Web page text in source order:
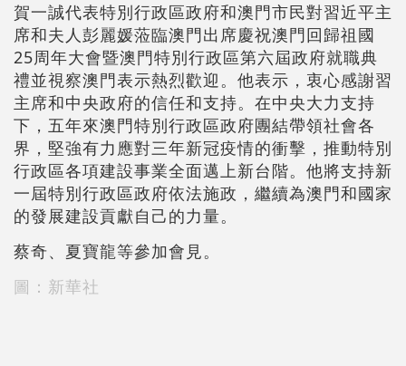
賀一誠代表特別行政區政府和澳門市民對習近平主
席和夫人彭麗媛蒞臨澳門出席慶祝澳門回歸祖國
25周年大會暨澳門特別行政區第六屆政府就職典
禮並視察澳門表示熱烈歡迎。他表示，衷心感謝習
主席和中央政府的信任和支持。在中央大力支持
下，五年來澳門特別行政區政府團結帶領社會各
界，堅強有力應對三年新冠疫情的衝擊，推動特別
行政區各項建設事業全面邁上新台階。他將支持新
一屆特別行政區政府依法施政，繼續為澳門和國家
的發展建設貢獻自己的力量。
蔡奇、夏寶龍等參加會見。
圖：新華社